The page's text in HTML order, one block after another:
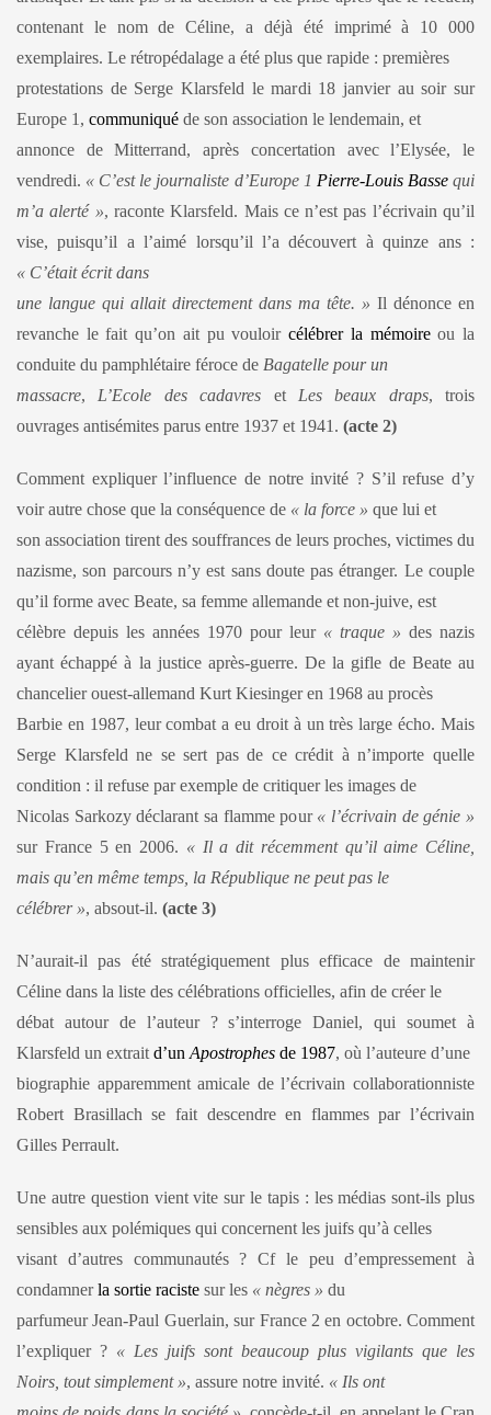
contenant le nom de Céline, a déjà été imprimé à 10 000
exemplaires. Le rétropédalage a été plus que rapide : premières
protestations de Serge Klarsfeld le mardi 18 janvier au soir sur
Europe 1, communiqué de son association le lendemain, et
annonce de Mitterrand, après concertation avec l’Elysée, le
vendredi. « C’est le journaliste d’Europe 1 Pierre-Louis Bassequi
m’a alerté », raconte Klarsfeld. Mais ce n’est pas l’écrivain qu’il
vise, puisqu’il a l’aimé lorsqu’il l’a découvert à quinze ans :
« C’était écrit dans
une langue qui allait directement dans ma tête. » Il dénonce en
revanche le fait qu’on ait pu vouloircélébrer la mémoireou la
conduite du pamphlétaire féroce de Bagatelle pour un
massacre, L’Ecole des cadavres et Les beaux draps, trois
ouvrages antisémites parus entre 1937 et 1941. (acte 2)
Comment expliquer l’influence de notre invité ? S’il refuse d’y
voir autre chose que la conséquence de « la force » que lui et
son association tirent des souffrances de leurs proches, victimes du
nazisme, son parcours n’y est sans doute pas étranger. Le couple
qu’il forme avec Beate, sa femme allemande et non-juive, est
célèbre depuis les années 1970 pour leur « traque » des nazis
ayant échappé à la justice après-guerre. De la gifle de Beate au
chancelier ouest-allemand Kurt Kiesinger en 1968 au procès
Barbie en 1987, leur combat a eu droit à un très large écho. Mais
Serge Klarsfeld ne se sert pas de ce crédit à n’importe quelle
condition : il refuse par exemple de critiquer les images de
Nicolas Sarkozy déclarant sa flamme pour « l’écrivain de génie »
sur France 5 en 2006. « Il a dit récemment qu’il aime Céline,
mais qu’en même temps, la République ne peut pas le
célébrer », absout-il. (acte 3)
N’aurait-il pas été stratégiquement plus efficace de maintenir
Céline dans la liste des célébrations officielles, afin de créer le
débat autour de l’auteur ? s’interroge Daniel, qui soumet à
Klarsfeld un extrait d’un Apostrophes de 1987, où l’auteure d’une
biographie apparemment amicale de l’écrivain collaborationniste
Robert Brasillach se fait descendre en flammes par l’écrivain
Gilles Perrault.
Une autre question vient vite sur le tapis : les médias sont-ils plus
sensibles aux polémiques qui concernent les juifs qu’à celles
visant d’autres communautés ? Cf le peu d’empressement à
condamnerla sortie raciste sur les « nègres » du
parfumeur Jean-Paul Guerlain, sur France 2 en octobre. Comment
l’expliquer ? « Les juifs sont beaucoup plus vigilants que les
Noirs, tout simplement », assure notre invité. « Ils ont